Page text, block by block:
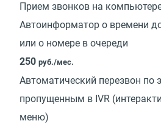
Прием звонков на
Автоинформатор о времени
или о номере в очереди
250 руб./мес.
Автоматический перезвон по
пропущенным в IVR
меню)